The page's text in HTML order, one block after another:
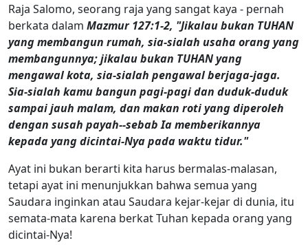
Raja Salomo, seorang raja yang sangat kaya - pernah
berkata dalam Mazmur 127:1-2, "Jikalau bukan TUHAN
yang membangun rumah, sia-sialah usaha orang yang
membangunnya; jikalau bukan TUHAN yang
mengawal kota, sia-sialah pengawal berjaga-jaga.
Sia-sialah kamu bangun pagi-pagi dan duduk-duduk
sampai jauh malam, dan makan roti yang diperoleh
dengan susah payah--sebab Ia memberikannya
kepada yang dicintai-Nya pada waktu tidur."
Ayat ini bukan berarti kita harus bermalas-malasan,
tetapi ayat ini menunjukkan bahwa semua yang
Saudara inginkan atau Saudara kejar-kejar di dunia, itu
semata-mata karena berkat Tuhan kepada orang yang
dicintai-Nya!